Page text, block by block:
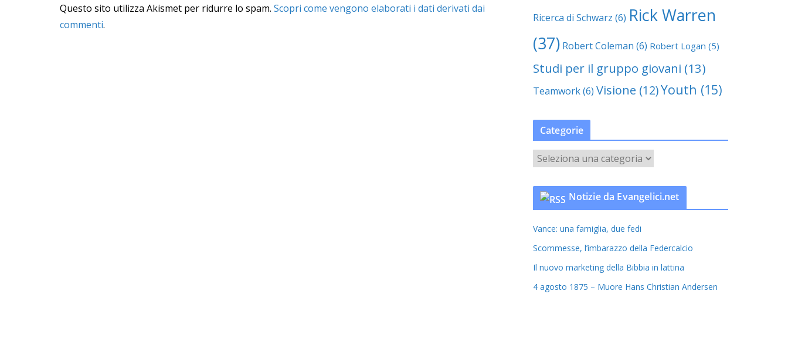
Questo sito utilizza Akismet per ridurre lo spam. Scopri come vengono elaborati i dati derivati dai
commenti.
Ricerca di Schwarz (6) Rick Warren
(37) Robert Coleman (6) Robert Logan (5)
Studi per il gruppo giovani (13)
Teamwork(6) Visione (12)Youth (15)
Categorie
a
t
o
r
e
Notizie da Evangelici.net
Vance: una famiglia, due fedi
Scommesse, l’imbarazzo della Federcalcio
Il nuovo marketing della Bibbia in lattina
4 agosto 1875 – Muore Hans Christian Andersen